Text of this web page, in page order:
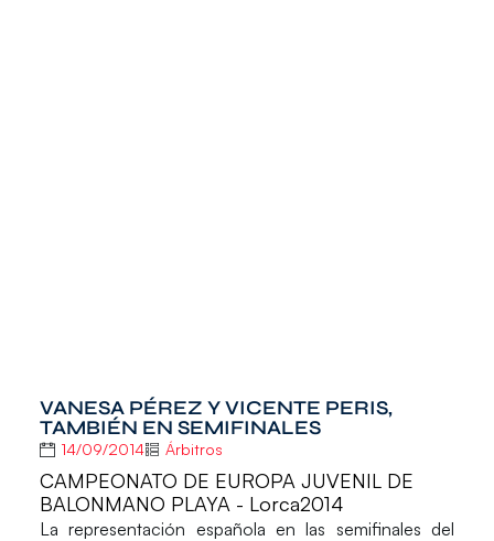
VANESA PÉREZ Y VICENTE PERIS,
TAMBIÉN EN SEMIFINALES
14/09/2014 Árbitros
CAMPEONATO DE EUROPA JUVENIL DE
BALONMANO PLAYA - Lorca2014
La representación española en las semifinales del